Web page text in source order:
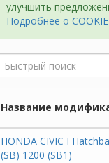
улучшить
Подробнее о COOKIE
Название
HONDA CIVIC I
(SB) 1200 (SB1)